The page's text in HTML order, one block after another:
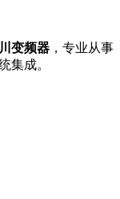
变频器 ，专业从事
集成。